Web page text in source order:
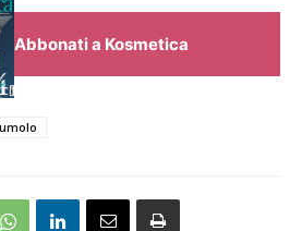
Abbonati a Kosmetica